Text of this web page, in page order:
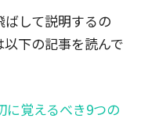
して説明するの
下の記事を読んで
に覚えるべき9つの